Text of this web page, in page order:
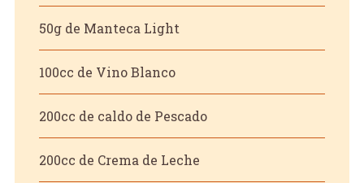
50g de Manteca Light
100cc de Vino Blanco
200cc de caldo de Pescado
200cc de Crema de Leche